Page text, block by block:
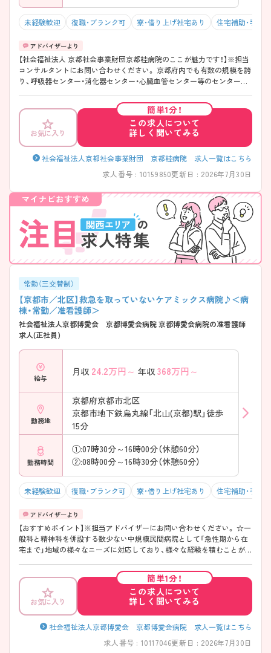
未経験歓迎 復職・ブランク可 寮・借り上げ社宅あり 住宅補助・手当
【社会福祉法人 京都社会事業財団京都桂病院のここが魅力です！】※担当
コンサルタントにお問い合わせください。 京都府内でも有数の規模を誇
り、呼吸器センター・消化器センター・心臓血管センター等のセンター化
できる環境です。また、地域がん診療連携拠点病院に認定されている病
院ですので、がん看護に興味のある方にもオススメです。ご興味ある方
には、面接対策ポイントなど、さらに詳細をお話しいたしますのでお気軽
にご相談ください。
お気に入り
簡単1分！
この求人について
詳しく聞いてみる
社会福祉法人京都社会事業財団 京都桂病院 求人一覧はこちら
求人番号 : 10159850更新日 : 2026年7月30日
常勤（三交替制）
【京都市／北区】救急を取っていないケアミックス病院♪＜病
棟・常勤／准看護師＞
社会福祉法人京都博愛会 京都博愛会病院 京都博愛会病院の准看護師
求人(正社員)
給与
月収 24.2万円～ 年収 368万円～
勤務地
京都府京都市北区
京都市地下鉄烏丸線「北山(京都)駅」徒歩
15分
勤務時間
①:07時30分～16時00分（休憩60分）
②:08時00分～16時30分（休憩60分）
未経験歓迎 復職・ブランク可 寮・借り上げ社宅あり 住宅補助・手当
【おすすめポイント】※担当アドバイザーにお問い合わせください。 ☆一
般科と精神科を併設する数少ない中規模民間病院として「急性期から在
宅まで」地域の様々なニーズに対応しており、様々な経験を積むことがで
おり、幅広い教育を行っておられます。 ☆年間休日110日！有給消化率8割
以上、残業時間も月間5時間程度と、プライベートと両立したい方にもお
すすめです。
お気に入り
簡単1分！
この求人について
詳しく聞いてみる
社会福祉法人京都博愛会 京都博愛会病院 求人一覧はこちら
求人番号 : 10117046更新日 : 2026年7月30日